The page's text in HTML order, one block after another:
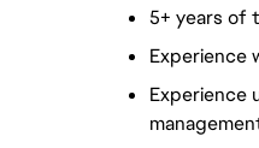
5+ years of
Experience
Experience